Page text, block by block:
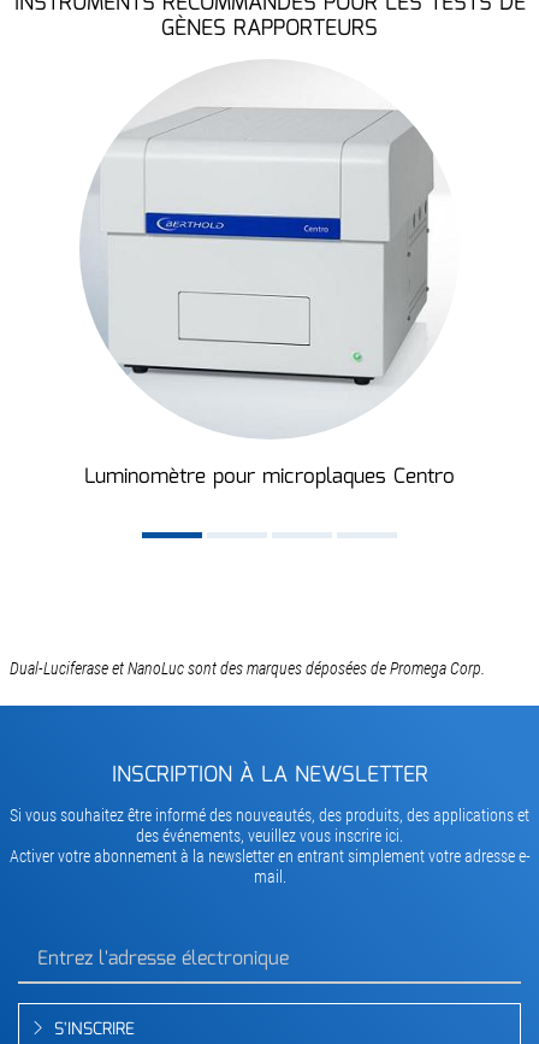
GÈNES RAPPORTEURS
Luminomètre pour microplaques Centro
Dual-Luciferase et NanoLuc sont des marques déposées de Promega Corp.
INSCRIPTION À LA NEWSLETTER
Si vous souhaitez être informé des nouveautés, des produits, des applications et
des événements, veuillez vous inscrire ici.
Activer votre abonnement à la newsletter en entrant simplement votre adresse e-
mail.
S'INSCRIRE